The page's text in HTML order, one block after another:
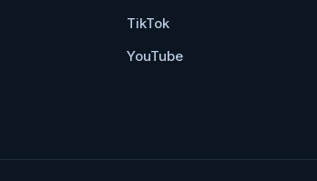
TikTok
YouTube